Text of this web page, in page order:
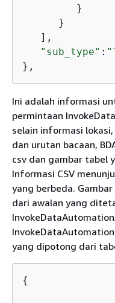
         }
      }
   ],
"sub_type" :
},
Ini adalah informasi
permintaan
selain informasi
dan urutan bacaan,
csv dan gambar tabel
Informasi CSV
yang berbeda.
dari awalan yang
yang dipotong dari
{